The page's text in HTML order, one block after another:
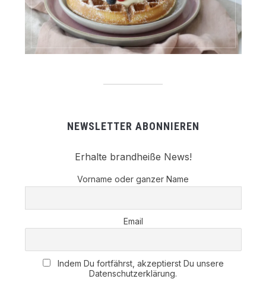
NEWSLETTER ABONNIEREN
Erhalte brandheiße News!
Vorname oder ganzer Name
Email
Indem Du fortfährst, akzeptierst Du unsere
Datenschutzerklärung.